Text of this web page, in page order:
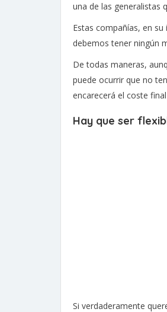
una de las generalistas
Estas compañías, en
debemos tener ningún
De todas maneras,
puede ocurrir que no
encarecerá el coste
Hay que ser
Si verdaderamente